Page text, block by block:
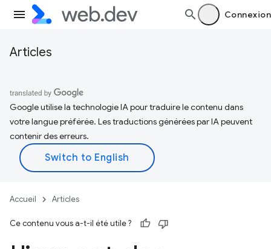
Connexion
Articles
Google utilise la technologie IA pour traduire le contenu dans
votre langue préférée. Les traductions générées par IA peuvent
contenir des erreurs.
Accueil Articles
Ce contenu vous a-t-il été utile ?